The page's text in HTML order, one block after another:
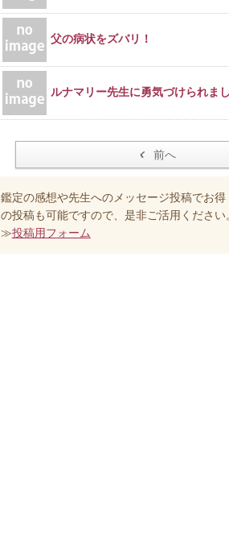
父の病状をズバリ！
ルナマリー先生に勇気づけられま
前へ
鑑定の感想や先生へのメッセージ投稿でお
の投稿も可能ですので、是非ご活用ください
≫投稿用フォーム